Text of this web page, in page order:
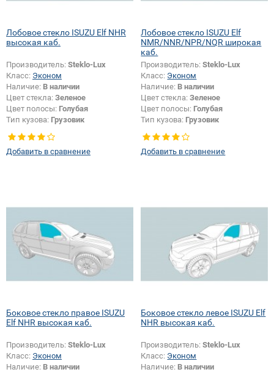
Лобовое стекло ISUZU Elf NHR
высокая каб.
Производитель: Steklo-Lux
Класс: Эконом
Наличие: В наличии
Цвет стекла: Зеленое
Цвет полосы: Голубая
Тип кузова: Грузовик
Добавить в сравнение
Лобовое стекло ISUZU Elf
NMR/NNR/NPR/NQR широкая
каб.
Производитель:Steklo-Lux
Класс: Эконом
Наличие: В наличии
Цвет стекла:Зеленое
Цвет полосы: Голубая
Тип кузова: Грузовик
Добавить в сравнение
Боковое стекло правое ISUZU
Elf NHR высокая каб.
Производитель: Steklo-Lux
Класс: Эконом
Наличие: В наличии
Боковое стекло левое ISUZU Elf
NHR высокая каб.
Производитель:Steklo-Lux
Класс: Эконом
Наличие: В наличии